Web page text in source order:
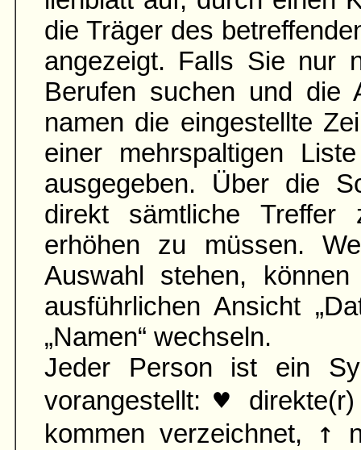
die Träger des
angezeigt. Falls Sie nur
Berufen suchen und die
namen die ein­gestellte
einer mehr­spaltigen
aus­gegeben. Über die
direkt sämtliche
erhöhen zu müssen.
Auswahl stehen,
ausführ­lichen Ansicht
„Namen“ wechseln.
Jeder Person ist ein
vorangestellt:♥
kommen verzeichnet,
↑